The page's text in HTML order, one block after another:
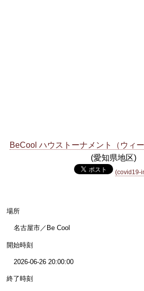
BeCool ハウストーナメント（ウィ
(愛知県地区)
(covid19-
場所
名古屋市／Be Cool
開始時刻
2026-06-26 20:00:00
終了時刻